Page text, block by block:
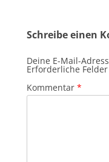
Schreibe einen
Deine E-Mail-
Erforderliche
Kommentar *